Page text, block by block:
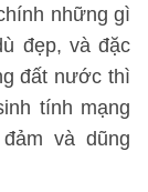
những gì
đẹp, và đặc
đất nước thì
tính mạng
và dũng